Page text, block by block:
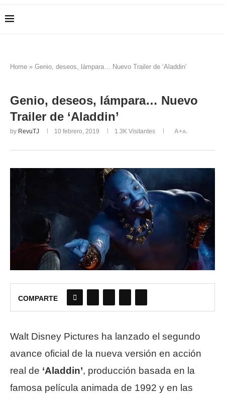
Home » Genio, deseos, lámpara… Nuevo Trailer de ‘Aladdin’
Genio, deseos, lámpara… Nuevo
Trailer de ‘Aladdin’
by RevuTJ 10 febrero, 2019 1.3K Visitantes A+A-
COMPARTE
Walt Disney Pictures ha lanzado el segundo
avance oficial de la nueva versión en acción
real de ‘Aladdin’, producción basada en la
famosa película animada de 1992 y en las